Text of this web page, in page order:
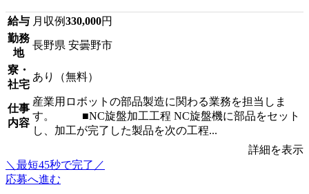
給与 月収例330,000円
勤務
地
長野県 安曇野市
寮・
社宅
あり（無料）
仕事
内容
産業用ロボットの部品製造に関わる業務を担当しま
す。 ■NC旋盤加工工程 NC旋盤機に部品をセット
し、加工が完了した製品を次の工程...
詳細を表示
＼最短45秒で完了／
応募へ進む